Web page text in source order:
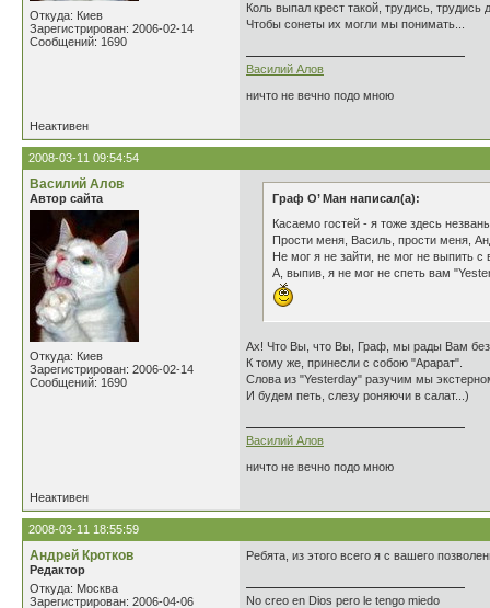
Откуда: Киев
Зарегистрирован: 2006-02-14
Сообщений: 1690
Коль выпал крест такой, трудись, трудись
Чтобы сонеты их могли мы понимать...
Василий Алов
ничто не вечно подо мною
Неактивен
2008-03-11 09:54:54
Василий Алов
Автор сайта
Откуда: Киев
Зарегистрирован: 2006-02-14
Сообщений: 1690
Граф О’ Ман написал(а):
Касаемо гостей - я тоже здесь
Прости меня, Василь, прости меня,
Не мог я не зайти, не мог не выпить с
А, выпив, я не мог не спеть вам
Ах! Что Вы, что Вы, Граф, мы рады Вам
К тому же, принесли с собою "Арарат".
Слова из "Yesterday" разучим мы
И будем петь, слезу роняючи в салат...)
Василий Алов
ничто не вечно подо мною
Неактивен
2008-03-11 18:55:59
Андрей Кротков
Редактор
Откуда: Москва
Зарегистрирован: 2006-04-06
Ребята, из этого всего я с вашего
No creo en Dios pero le tengo miedo